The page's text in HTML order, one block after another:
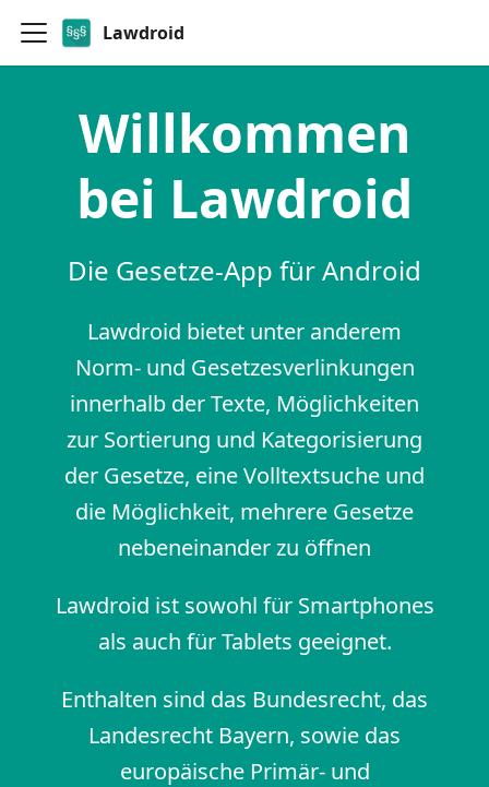
Lawdroid
Willkommen
bei Lawdroid
Die Gesetze-App für Android
Lawdroid bietet unter anderem
Norm- und Gesetzesverlinkungen
innerhalb der Texte, Möglichkeiten
zur Sortierung und Kategorisierung
der Gesetze, eine Volltextsuche und
die Möglichkeit, mehrere Gesetze
nebeneinander zu öffnen
Lawdroid ist sowohl für Smartphones
als auch für Tablets geeignet.
Enthalten sind das Bundesrecht, das
Landesrecht Bayern, sowie das
europäische Primär- und